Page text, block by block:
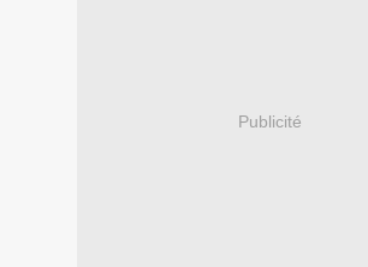
Publicité